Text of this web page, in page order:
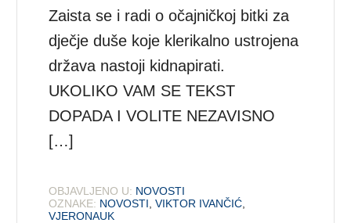
Zaista se i radi o očajničkoj bitki za
dječje duše koje klerikalno ustrojena
država nastoji kidnapirati.
UKOLIKO VAM SE TEKST
DOPADA I VOLITE NEZAVISNO
[…]
OBJAVLJENO U: NOVOSTI
OZNAKE: NOVOSTI ,VIKTOR IVANČIĆ
VJERONAUK